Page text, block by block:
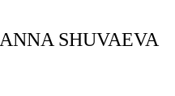
ANNA SHUVAEVA